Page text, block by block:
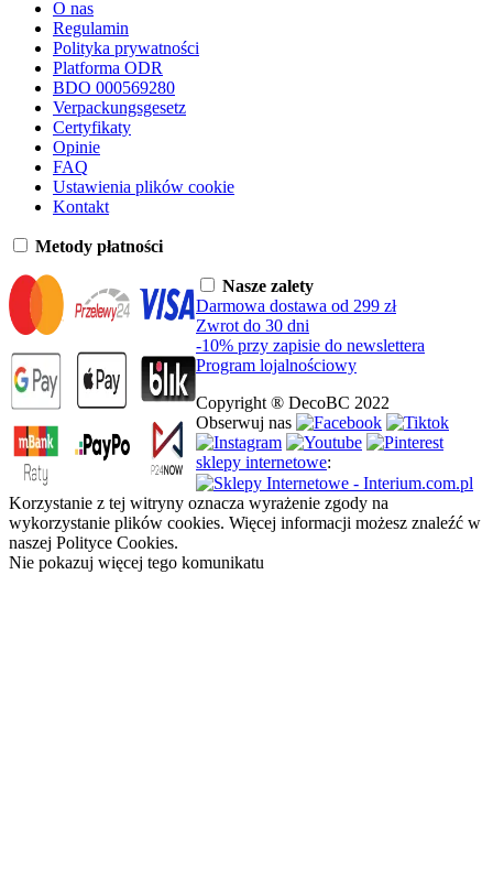
O nas
Regulamin
Polityka prywatności
Platforma ODR
BDO 000569280
Verpackungsgesetz
Certyfikaty
Opinie
FAQ
Ustawienia plików cookie
Kontakt
Metody płatności
Nasze zalety
Darmowa dostawa od 299 zł
Zwrot do 30 dni
-10% przy zapisie do newslettera
Program lojalnościowy
Copyright ® DecoBC 2022
Obserwuj nas
sklepy internetowe:
Korzystanie z tej witryny oznacza wyrażenie zgody na
wykorzystanie plików cookies. Więcej informacji możesz znaleźć w
naszej Polityce Cookies.
Nie pokazuj więcej tego komunikatu